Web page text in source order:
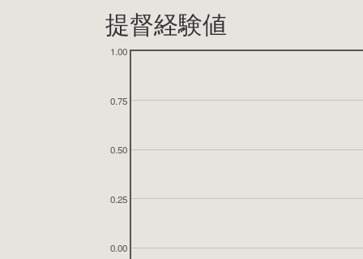
提督経験値
0.00
0.25
0.50
0.75
1.00